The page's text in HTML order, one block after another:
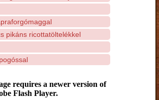
pikáns ricottatöltelékkel
requires a newer version of
Flash Player.